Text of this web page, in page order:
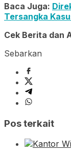
Baca Juga:
Tersangka
Cek Berita dan
Sebarkan
Pos terkait